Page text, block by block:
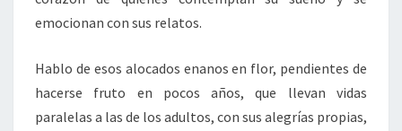
emocionan con sus relatos.
Hablo de esos alocados enanos en flor, pendientes de
hacerse fruto en pocos años, que llevan vidas
paralelas a las de los adultos, con sus alegrías propias,